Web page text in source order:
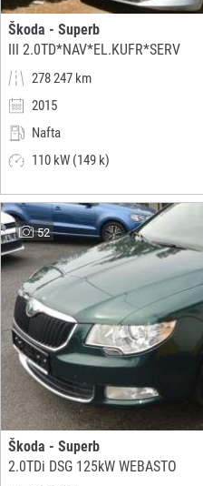
Škoda - Superb
III 2.0TD*NAV*EL.KUFR*SERV
278 247 km
2015
Nafta
110 kW (149 k)
52
Škoda - Superb
2.0TDi DSG 125kW WEBASTO